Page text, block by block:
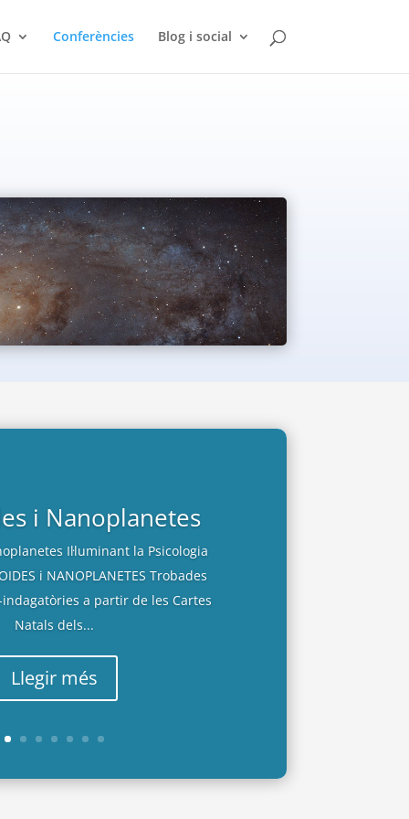
Conferències Blog i social
i Nanoplanetes
Il·luminant la Psicologia
i NANOPLANETES Trobades
a partir de les Cartes
Natals dels...
Llegir més